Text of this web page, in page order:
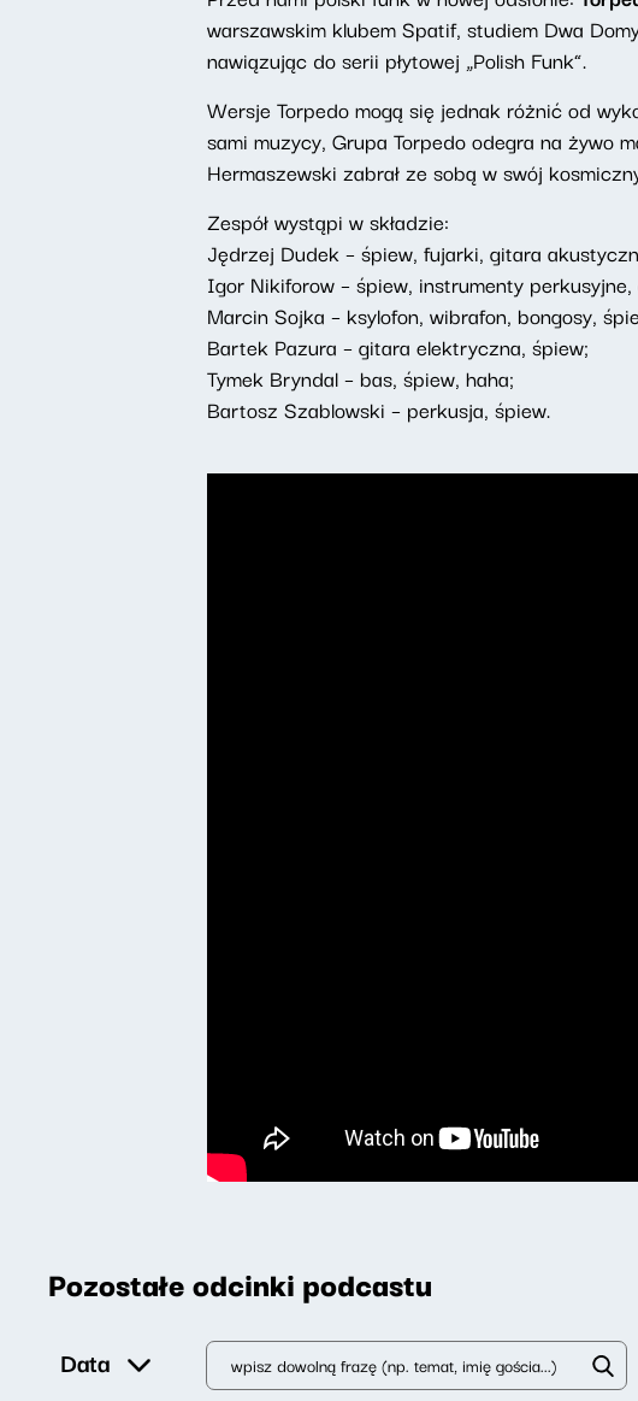
warszawskim klubem Spatif, studiem Dwa
nawiązując do serii płytowej „Polish Funk”.
Wersje Torpedo mogą się jednak różnić od
sami muzycy, Grupa Torpedo odegra na żywo
Hermaszewski zabrał ze sobą w swój
Zespół wystąpi w składzie:
Jędrzej Dudek – śpiew, fujarki, gitara
Igor Nikiforow – śpiew, instrumenty
Marcin Sojka – ksylofon, wibrafon, bongosy,
Bartek Pazura – gitara elektryczna, śpiew;
Tymek Bryndal – bas, śpiew, haha;
Bartosz Szablowski – perkusja, śpiew.
Pozostałe odcinki podcastu
Data